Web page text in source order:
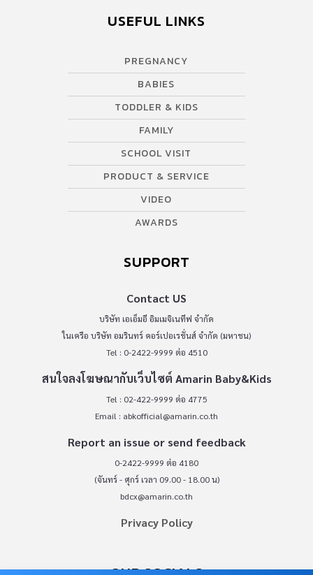
USEFUL LINKS
PREGNANCY
BABIES
TODDLER & KIDS
FAMILY
SCHOOL VISIT
PRODUCT & SERVICE
VIDEO
AWARDS
SUPPORT
Contact US
บริษัท เอเอ็มอี อิมเมจิเนทีฟ จำกัด
ในเครือ บริษัท อมรินทร์ คอร์เปอเรชั่นส์ จำกัด (มหาชน)
Tel : 0-2422-9999 ต่อ 4510
สนใจลงโฆษณากับเว็บไซต์ Amarin Baby&Kids
Tel : 02-422-9999 ต่อ 4775
Email : abkofficial@amarin.co.th
Report an issue or send feedback
0-2422-9999 ต่อ 4180
(จันทร์ - ศุกร์ เวลา 09.00 - 18.00 น)
bdcx@amarin.co.th
Privacy Policy